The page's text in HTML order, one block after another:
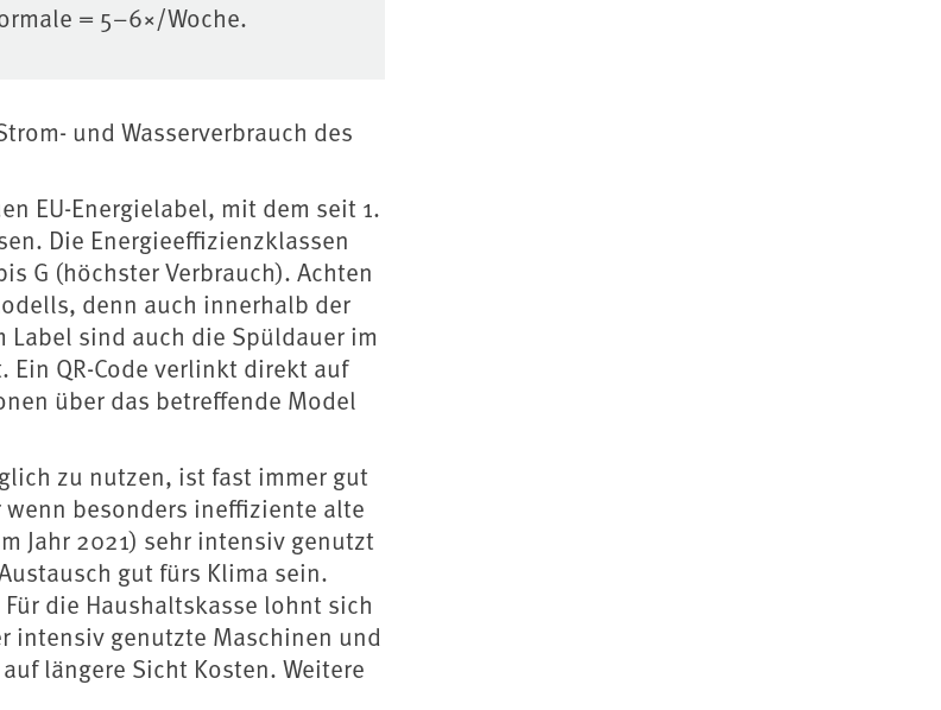
= 5–6×/Woche.
und Wasserverbrauch des
EU-Energielabel, mit dem seit 1.
Die Energieeffizienzklassen
G (höchster Verbrauch). Achten
denn auch innerhalb der
sind auch die Spüldauer im
Ein QR-Code verlinkt direkt auf
über das betreffende Model
zu nutzen, ist fast immer gut
besonders ineffiziente alte
Jahr 2021) sehr intensiv genutzt
gut fürs Klima sein.
die Haushaltskasse lohnt sich
intensiv genutzte Maschinen und
längere Sicht Kosten. Weitere